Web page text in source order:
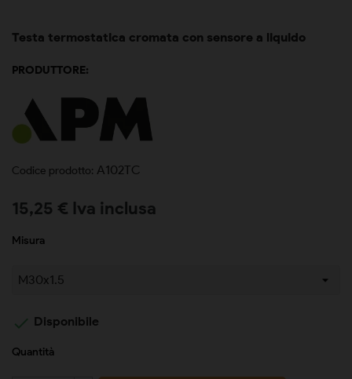
Testa termostatica cromata con sensore a liquido
PRODUTTORE:
Codice prodotto: A102TC
15,25 € Iva inclusa
Misura
 Disponibile
Quantità